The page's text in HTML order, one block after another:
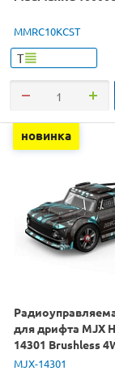
MMRC10KCST
Т
новинка
для дрифта MJX
14301 Brushless
1/14 RTR
MJX-14301